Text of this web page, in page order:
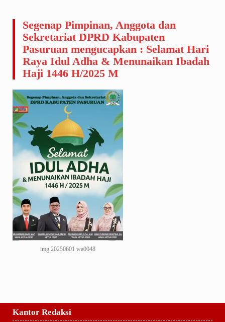
Segenap Pimpinan, Anggota dan
Sekretariat DPRD Kabupaten
Pasuruan mengucapkan : Selamat Hari
Raya Idul Adha & Menunaikan Ibadah
Haji 1446 H/2025 M
img 20250601 wa0048
Kantor Redaksi